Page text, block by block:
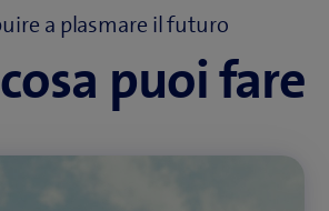
a plasmare il futuro
cosa puoi fare